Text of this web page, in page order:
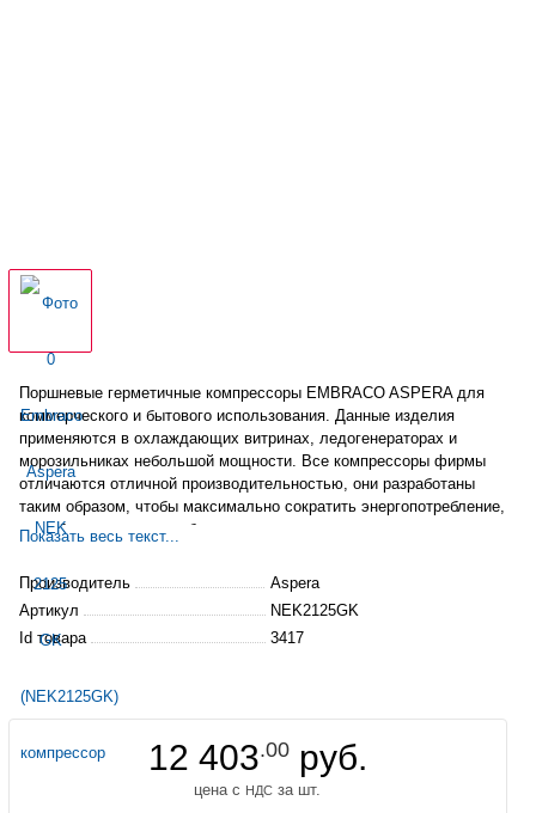
Поршневые герметичные компрессоры EMBRACO ASPERA для
коммерческого и бытового использования. Данные изделия
применяются в охлаждающих витринах, ледогенераторах и
морозильниках небольшой мощности. Все компрессоры фирмы
отличаются отличной производительностью, они разработаны
таким образом, чтобы максимально сократить энергопотребление,
их работа практически бесшумна.
Показать весь текст...
Производитель
Aspera
Артикул
NEK2125GK
Id товара
3417
12 403.00 руб.
цена с НДС за шт.